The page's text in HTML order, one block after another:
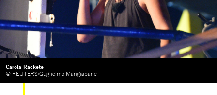
Carola Rackete
© REUTERS/Guglielmo Mangiapane